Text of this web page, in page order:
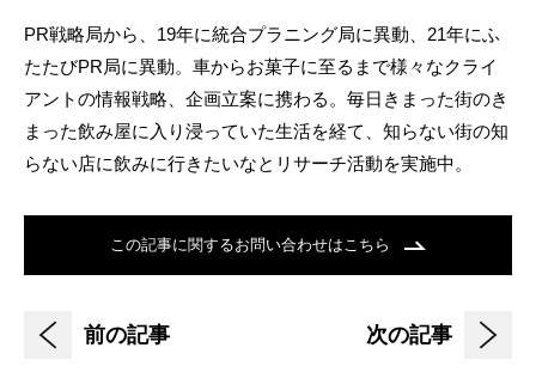
PR戦略局から、19年に統合プラニング局に異動、21年にふ
たたびPR局に異動。車からお菓子に至るまで様々なクライ
アントの情報戦略、企画立案に携わる。毎日きまった街のき
まった飲み屋に入り浸っていた生活を経て、知らない街の知
らない店に飲みに行きたいなとリサーチ活動を実施中。
この記事に関するお問い合わせはこちら
前の記事 次の記事